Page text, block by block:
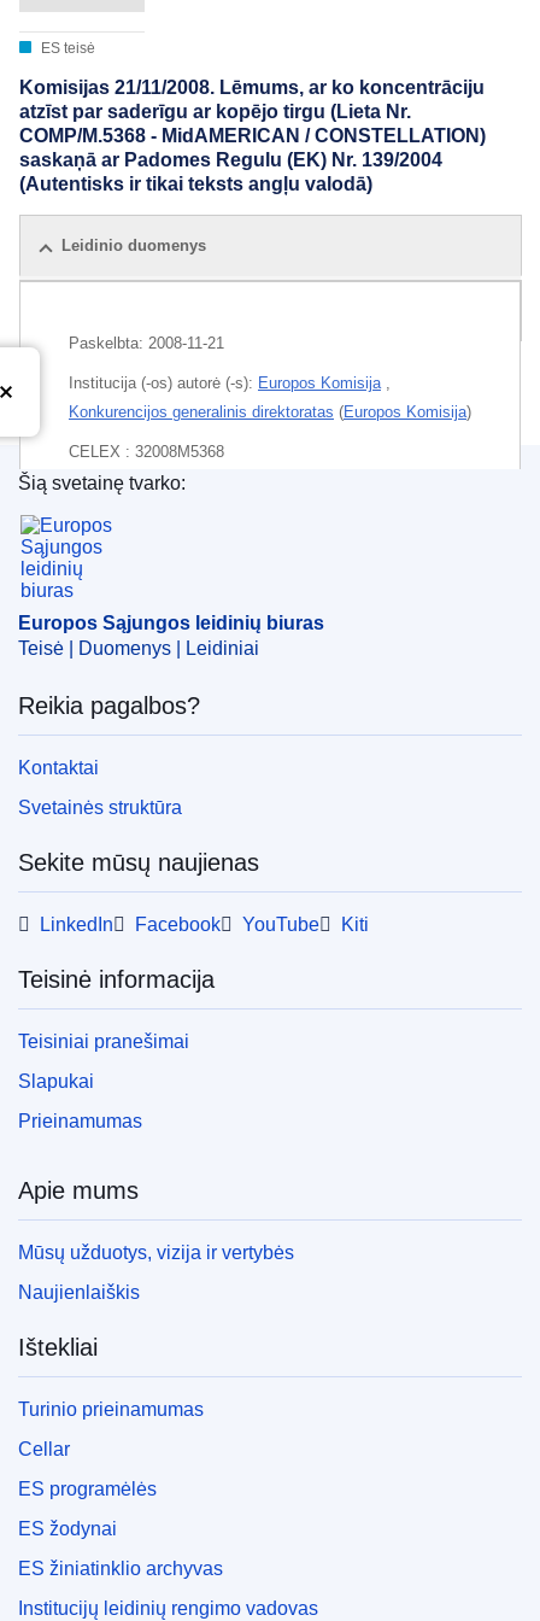
ES teisė
Komisijas 21/11/2008. Lēmums, ar ko koncentrāciju
atzīst par saderīgu ar kopējo tirgu (Lieta Nr.
COMP/M.5368 - MidAMERICAN / CONSTELLATION)
saskaņā ar Padomes Regulu (EK) Nr. 139/2004
(Autentisks ir tikai teksts angļu valodā)
Leidinio duomenys
Paskelbta: 2008-11-21
Institucija (-os) autorė (-s): Europos Komisija
Konkurencijos generalinis direktoratas (Europos Komisija)
CELEX : 32008M5368
Europos Sąjungos leidinių biuras
Šią svetainę tvarko:
Europos Sąjungos leidinių biuras
Teisė | Duomenys | Leidiniai
Reikia pagalbos?
Kontaktai
Svetainės struktūra
Sekite mūsų naujienas
LinkedIn Facebook YouTube Kiti
Teisinė informacija
Teisiniai pranešimai
Slapukai
Prieinamumas
Apie mums
Mūsų užduotys, vizija ir vertybės
Naujienlaiškis
Ištekliai
Turinio prieinamumas
Cellar
ES programėlės
ES žodynai
ES žiniatinklio archyvas
Institucijų leidinių rengimo vadovas